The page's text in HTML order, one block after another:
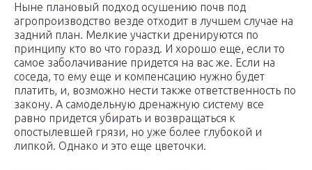
Ныне плановый подход осушению почв под
агропроизводство везде отходит в лучшем случае на
задний план. Мелкие участки дренируются по
принципу кто во что горазд. И хорошо еще, если то
самое заболачивание придется на вас же. Если на
соседа, то ему еще и компенсацию нужно будет
платить, и, возможно нести также ответственность по
закону. А самодельную дренажную систему все
равно придется убирать и возвращаться к
опостылевшей грязи, но уже более глубокой и
липкой. Однако и это еще цветочки.